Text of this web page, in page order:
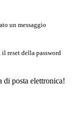
un messaggio
reset della password
di posta elettronica!